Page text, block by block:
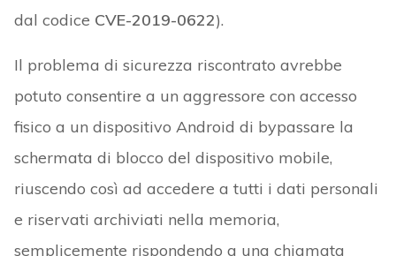
dal codice CVE-2019-0622).
Il problema di sicurezza riscontrato avrebbe
potuto consentire a un aggressore con accesso
fisico a un dispositivo Android di bypassare la
schermata di blocco del dispositivo mobile,
riuscendo così ad accedere a tutti i dati personali
e riservati archiviati nella memoria,
semplicemente rispondendo a una chiamata